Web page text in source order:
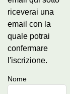
riceverai una
email con la
quale potrai
confermare
l'iscrizione.
Nome